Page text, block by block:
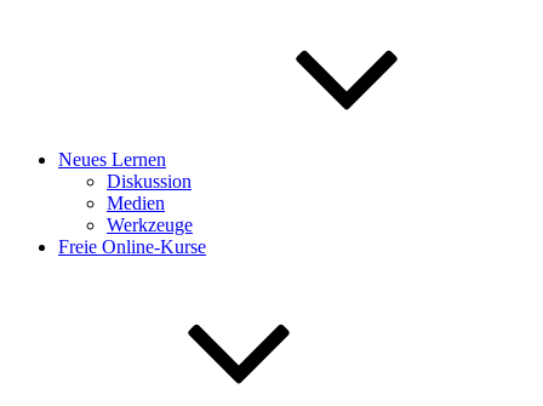
Neues Lernen
Diskussion
Medien
Werkzeuge
Freie Online-Kurse